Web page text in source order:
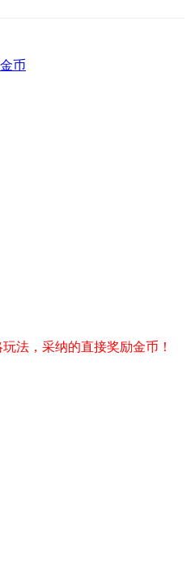
币
法，采纳的直接奖励金币！